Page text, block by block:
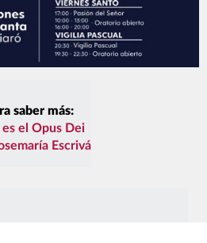
saber más:
el Opus Dei
Escrivá